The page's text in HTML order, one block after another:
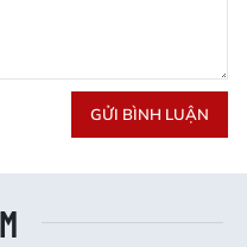
GỬI BÌNH LUẬN